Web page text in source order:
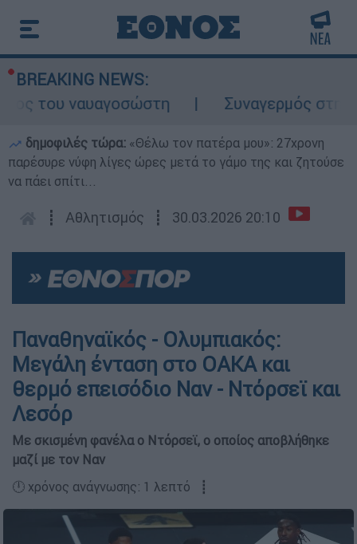
BREAKING NEWS:
του ναυαγοσώστη
Συναγερμός στην
δημοφιλές τώρα: «Θέλω τον πατέρα μου»: 27χρονη
παρέσυρε νύφη λίγες ώρες μετά το γάμο της και ζητούσε
να πάει σπίτι...
┋ Αθλητισμός ┋ 30.03.2026 20:10
Παναθηναϊκός - Ολυμπιακός:
Μεγάλη ένταση στο ΟΑΚΑ και
θερμό επεισόδιο Ναν - Ντόρσεϊ και
Λεσόρ
Με σκισμένη φανέλα ο Ντόρσεϊ, ο οποίος αποβλήθηκε
μαζί με τον Ναν
🕛 χρόνος ανάγνωσης: 1 λεπτό ┋